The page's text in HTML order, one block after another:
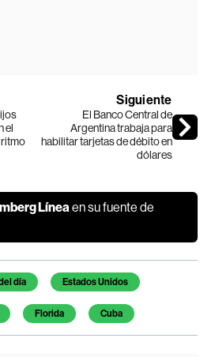
el
ritmo
Siguiente
El Banco Central de
Argentina trabaja para
habilitar tarjetas de débito en
dólares
Líneaen su fuente de
día Estados Unidos
Florida Cuba